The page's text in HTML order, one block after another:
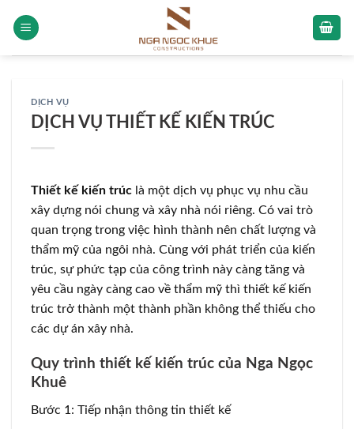
DỊCH VỤ
DỊCH VỤ THIẾT KẾ KIẾN TRÚC
Thiết kế kiến trúc là một dịch vụ phục vụ nhu cầu
xây dựng nói chung và xây nhà nói riêng. Có vai trò
quan trọng trong việc hình thành nên chất lượng và
thẩm mỹ của ngôi nhà. Cùng với phát triển của kiến
trúc, sự phức tạp của công trình này càng tăng và
yêu cầu ngày càng cao về thẩm mỹ thì thiết kế kiến
trúc trở thành một thành phần không thể thiếu cho
các dự án xây nhà.
Quy trình thiết kế kiến trúc của Nga Ngọc
Khuê
Bước 1: Tiếp nhận thông tin thiết kế